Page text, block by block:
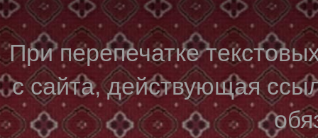
При перепечатке
с сайта, действующая